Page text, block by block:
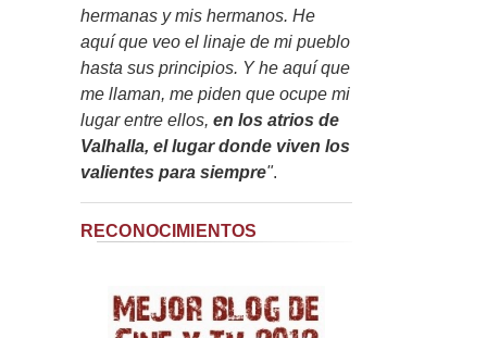
hermanas y mis hermanos. He
aquí que veo el linaje de mi pueblo
hasta sus principios. Y he aquí que
me llaman, me piden que ocupe mi
lugar entre ellos, en los atrios de
Valhalla, el lugar donde viven los
valientes para siempre".
RECONOCIMIENTOS